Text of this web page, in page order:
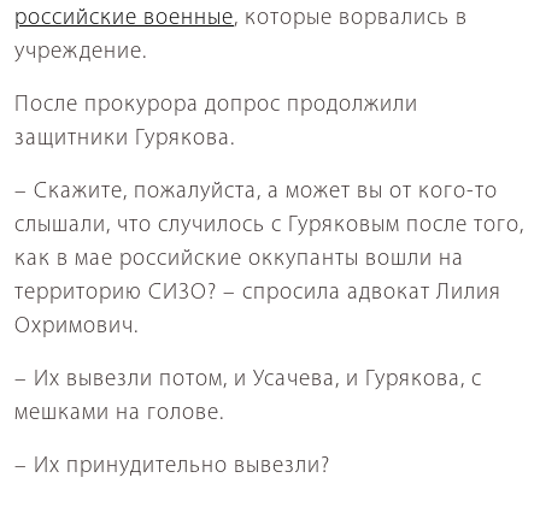
российские военные, которые ворвались в
учреждение.
После прокурора допрос продолжили
защитники Гурякова.
– Скажите, пожалуйста, а может вы от кого-то
слышали, что случилось с Гуряковым после того,
как в мае российские оккупанты вошли на
территорию СИЗО? – спросила адвокат Лилия
Охримович.
– Их вывезли потом, и Усачева, и Гурякова, с
мешками на голове.
– Их принудительно вывезли?